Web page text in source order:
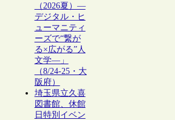
（2026夏）―
デジタル・ヒ
ューマニティ
ーズで“繋が
る×広がる”人
文学―」
（8/24-25・大
阪府）
埼玉県立久喜
図書館、休館
日特別イベン